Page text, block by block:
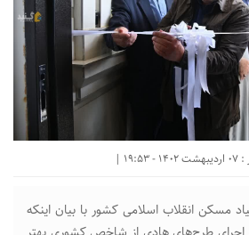
مسکن انقلاب اسلامی کشور با بیان اینکه